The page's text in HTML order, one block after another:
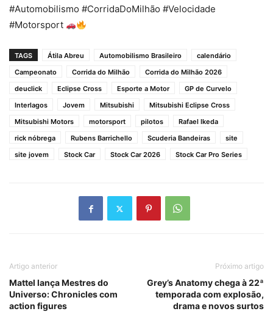
#Automobilismo #CorridaDoMilhão #Velocidade
#Motorsport
TAGS Átila Abreu Automobilismo Brasileiro
calendário
Campeonato
Corrida do Milhão
Corrida do Milhão 2026
deuclick
Eclipse Cross Esporte a Motor
GP de Curvelo
Interlagos
Jovem Mitsubishi
Mitsubishi Eclipse Cross
Mitsubishi Motors
motorsport pilotos
Rafael Ikeda
rick nóbrega
Rubens Barrichello Scuderia Bandeiras
site
site jovem
Stock Car Stock Car 2026 Stock Car Pro Series
Artigo anterior
Mattel lança Mestres do
Universo: Chronicles com
action figures
Próximo artigo
Grey’s Anatomy chega à 22ª
temporada com explosão,
drama e novos surtos